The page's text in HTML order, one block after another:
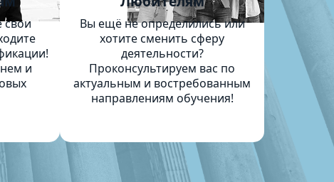
свои
и
Вы ещё не определились или
хотите сменить сферу
деятельности?
Проконсультируем вас по
актуальным и востребованным
направлениям обучения!